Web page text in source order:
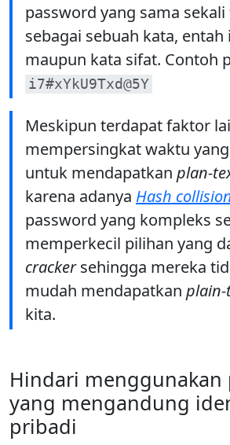
password yang sama
sebagai sebuah kata,
maupun kata sifat. Contoh
i7#xYkU9Txd@5Y
Meskipun terdapat faktor
mempersingkat waktu
untuk mendapatkan plan-
karena adanya Hash
password yang kompleks
memperkecil pilihan yang
crackersehingga mereka
mudah mendapatkan plain-
kita.
Hindari menggunakan
yang mengandung
pribadi